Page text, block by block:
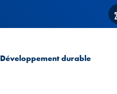
Développement durable